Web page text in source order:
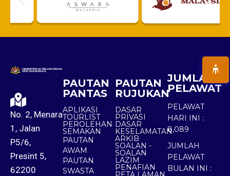
No. 2, Menara
1, Jalan
P5/6,
Presint 5,
62200
PAUTAN
PANTAS
APLIKASI
TOURLIST
PEROLEHAN
SEMAKAN
PAUTAN
AWAM
PAUTAN
SWASTA
PAUTAN
RUJUKAN
DASAR
PRIVASI
DASAR
KESELAMATAN
ARKIB
SOALAN -
SOALAN
LAZIM
PENAFIAN
JUMLAH
PELAWAT
PELAWAT
HARI INI :
8,089
JUMLAH
PELAWAT
BULAN INI :